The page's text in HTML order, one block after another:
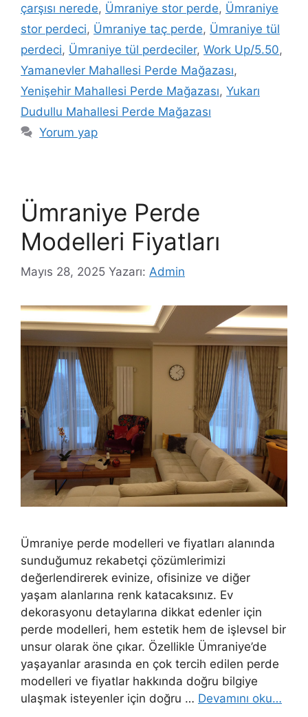
çarşısı nerede, Ümraniye stor perde, Ümraniye
stor perdeci, Ümraniye taç perde, Ümraniye tül
perdeci, Ümraniye tül perdeciler, Work Up/5.50,
Yamanevler Mahallesi Perde Mağazası,
Yenişehir Mahallesi Perde Mağazası, Yukarı
Dudullu Mahallesi Perde Mağazası
Yorum yap
Ümraniye Perde
Modelleri Fiyatları
Mayıs 28, 2025 Yazarı: Admin
Ümraniye perde modelleri ve fiyatları alanında
sunduğumuz rekabetçi çözümlerimizi
değerlendirerek evinize, ofisinize ve diğer
yaşam alanlarına renk katacaksınız. Ev
dekorasyonu detaylarına dikkat edenler için
perde modelleri, hem estetik hem de işlevsel bir
unsur olarak öne çıkar. Özellikle Ümraniye’de
yaşayanlar arasında en çok tercih edilen perde
modelleri ve fiyatlar hakkında doğru bilgiye
ulaşmak isteyenler için doğru … Devamını oku…